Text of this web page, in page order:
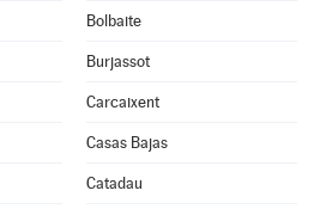
Bolbaite
Burjassot
Carcaixent
Casas Bajas
Catadau